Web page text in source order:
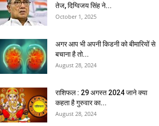
तेज, दिग्विजय सिंह ने...
October 1, 2025
अगर आप भी अपनी किडनी को बीमारियों से
बचाना है तो...
August 28, 2024
राशिफल : 29 अगस्त 2024 जाने क्या
कहता है गुरुवार का...
August 28, 2024